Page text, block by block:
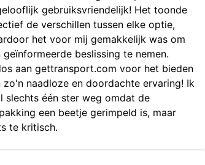
gebruiksvriendelijk! Het toonde
de verschillen tussen elke optie,
het voor mij gemakkelijk was om
geïnformeerde beslissing te nemen.
aan gettransport.com voor het bieden
zo'n naadloze en doordachte ervaring! Ik
slechts één ster weg omdat de
een beetje gerimpeld is, maar
te kritisch.